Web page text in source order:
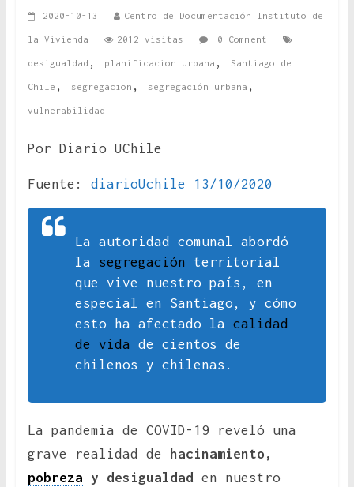
2020-10-13 Centro de Documentación Instituto de
la Vivienda 2012 visitas 0 Comment
desigualdad , planificacion urbana , Santiago de
Chile , segregacion , segregación urbana ,
vulnerabilidad
Por Diario UChile
Fuente: diarioUchile 13/10/2020
La autoridad comunal abordó
la segregación territorial
que vive nuestro país, en
especial en Santiago, y cómo
esto ha afectado la calidad
de vida de cientos de
chilenos y chilenas.
La pandemia de COVID-19 reveló una
grave realidad de hacinamiento,
pobreza y desigualdad
en nuestro